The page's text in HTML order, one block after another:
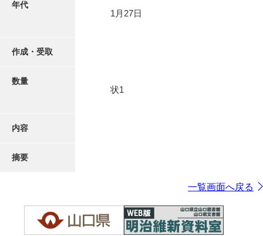
年代
1月27日
作成・受取
数量
状1
内容
摘要
一覧画面へ戻る